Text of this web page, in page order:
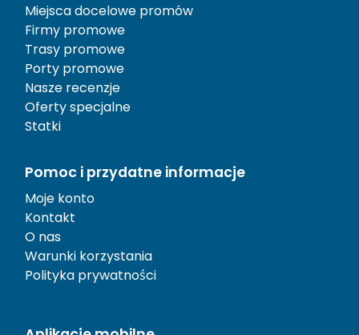
Miejsca docelowe promów
Firmy promowe
Trasy promowe
Porty promowe
Nasze recenzje
Oferty specjalne
Statki
Pomoc i przydatne informacje
Moje konto
Kontakt
O nas
Warunki korzystania
Polityka prywatności